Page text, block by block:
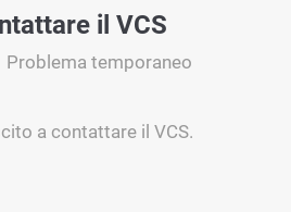
il VCS
Problema temporaneo
a contattare il VCS.